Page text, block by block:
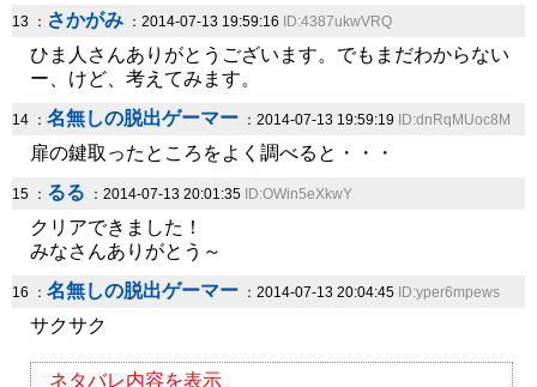
13 ： さかがみ ：2014-07-13 19:59:16 ID:4387ukwVRQ
ひま人さんありがとうございます。でもまだわからない
ー、けど、考えてみます。
14 ： 名無しの脱出ゲーマー ：2014-07-13 19:59:19 ID:dnRqMUoc8M
扉の鍵取ったところをよく調べると・・・
15 ： るる ：2014-07-13 20:01:35 ID:OWin5eXkwY
クリアできました！
みなさんありがとう～
16 ： 名無しの脱出ゲーマー ：2014-07-13 20:04:45 ID:yper6mpews
サクサク
ネタバレ内容を表示